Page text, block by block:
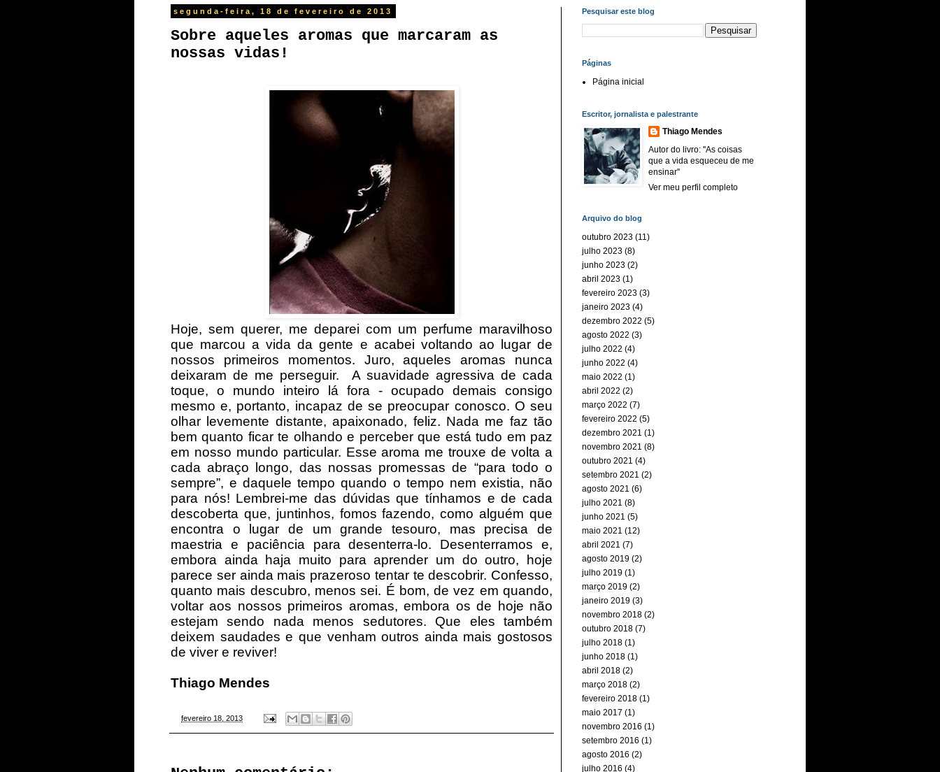
segunda-feira, 18 de fevereiro de 2013
Sobre aqueles aromas que marcaram as
nossas vidas!
Hoje, sem querer, me deparei com um perfume maravilhoso
que marcou a vida da gente e acabei voltando ao lugar de
nossos primeiros momentos. Juro, aqueles aromas nunca
deixaram de me perseguir.
A suavidade agressiva de cada
toque, o mundo inteiro lá fora - ocupado demais consigo
mesmo e, portanto, incapaz de se preocupar conosco. O seu
olhar levemente distante, apaixonado, feliz. Nada me faz tão
bem quanto ficar te olhando e perceber que está tudo em paz
em nosso mundo particular. Esse aroma me trouxe de volta a
cada abraço longo, das nossas promessas de “para todo o
sempre”, e daquele tempo quando o tempo nem existia, não
para nós! Lembrei-me das dúvidas que tínhamos e de cada
descoberta que, juntinhos, fomos fazendo, como alguém que
encontra o lugar de um grande tesouro, mas precisa de
maestria e paciência para desenterra-lo. Desenterramos e,
embora ainda haja muito para aprender um do outro, hoje
parece ser ainda mais prazeroso tentar te descobrir. Confesso,
quanto mais descubro, menos sei. É bom, de vez em quando,
voltar aos nossos primeiros aromas, embora os de hoje não
estejam sendo nada menos sedutores. Que eles também
deixem saudades e que venham outros ainda mais gostosos
de viver e reviver!
Thiago Mendes
fevereiro 18, 2013
Pesquisar este blog
Páginas
Página inicial
Escritor, jornalista e palestrante
Thiago Mendes
Autor do livro: ''As coisas
que a vida esqueceu de me
ensinar''
Ver meu perfil completo
Arquivo do blog
outubro 2023 (11)
julho 2023 (8)
junho 2023 (2)
abril 2023 (1)
fevereiro 2023 (3)
janeiro 2023 (4)
dezembro 2022 (5)
agosto 2022 (3)
julho 2022 (4)
junho 2022 (4)
maio 2022 (1)
abril 2022 (2)
março 2022 (7)
fevereiro 2022 (5)
dezembro 2021 (1)
novembro 2021 (8)
outubro 2021 (4)
setembro 2021 (2)
agosto 2021 (6)
julho 2021 (8)
junho 2021 (5)
maio 2021 (12)
abril 2021 (7)
agosto 2019 (2)
julho 2019 (1)
março 2019 (2)
janeiro 2019 (3)
novembro 2018 (2)
outubro 2018 (7)
julho 2018 (1)
junho 2018 (1)
abril 2018 (2)
março 2018 (2)
fevereiro 2018 (1)
maio 2017 (1)
novembro 2016 (1)
setembro 2016 (1)
agosto 2016 (2)
julho 2016 (4)